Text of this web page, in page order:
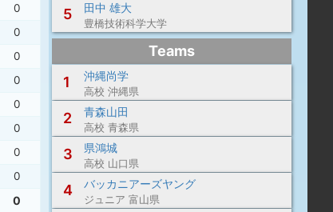
0
0
0
0
0
0
0
0
0
5 田中 雄大
豊橋技術科学大学
Teams
1
沖縄尚学
高校 沖縄県
2 青森山田
高校 青森県
3 県鴻城
高校 山口県
4 バッカニアーズヤング
ジュニア 富山県